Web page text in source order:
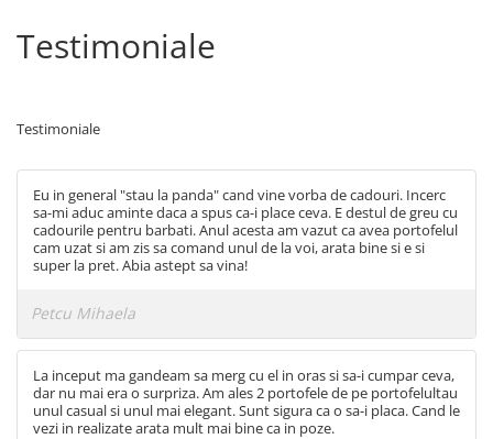
Testimoniale
Testimoniale
Eu in general "stau la panda" cand vine vorba de cadouri. Incerc
sa-mi aduc aminte daca a spus ca-i place ceva. E destul de greu cu
cadourile pentru barbati. Anul acesta am vazut ca avea portofelul
cam uzat si am zis sa comand unul de la voi, arata bine si e si
super la pret. Abia astept sa vina!
Petcu Mihaela
La inceput ma gandeam sa merg cu el in oras si sa-i cumpar ceva,
dar nu mai era o surpriza. Am ales 2 portofele de pe portofelultau
unul casual si unul mai elegant. Sunt sigura ca o sa-i placa. Cand le
vezi in realizate arata mult mai bine ca in poze.